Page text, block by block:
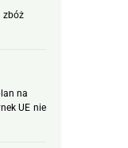
zbóż
na
UE nie